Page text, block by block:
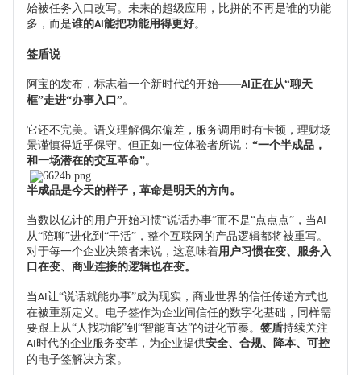
始被任务入口改写。未来的超级应用，比拼的不再是谁的功能
多，而是谁的AI能把功能用得更好。
签盾说
阿宝的发布，标志着一个新时代的开始——AI正在从“聊天
框”走进“办事入口”。
它还不完美。语义理解偶尔偏差，服务调用时有卡顿，理财场
景谨慎得近乎保守。但正如一位体验者所说： “一个半成品，
和一场潜在的交互革命”。
半成品是今天的样子，革命是明天的方向。
当数以亿计的用户开始习惯“说话办事”而不是“点点点”，当AI
从“陪聊”进化到“干活”，整个互联网的产品逻辑都将被重写。
对于每一个企业决策者来说， 这意味着用户习惯在变、服务入
口在变、商业连接的逻辑也在变。
当AI让“说话就能办事”成为现实，商业世界的信任传递方式也
在被重新定义。电子签作为企业间信任的数字化基础 ，同样需
要跟上从“人找功能”到“智能直达”的进化节奏。 签盾持续关注
AI时代的企业服务变革，为企业提供安全、合规、
降本、可控
的电子签解决方案。